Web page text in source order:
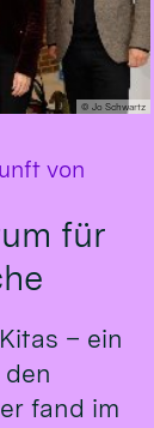
© Jo Schwartz
von
für
– ein
fand im